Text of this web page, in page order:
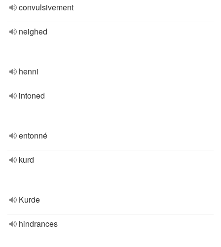
convulsivement
neighed
henni
intoned
entonné
kurd
Kurde
hindrances